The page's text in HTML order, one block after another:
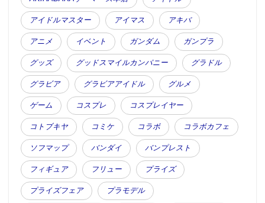
アイドルマスター アイマス アキバ
アニメ イベント ガンダム ガンプラ
グッズ グッドスマイルカンパニー グラドル
グラビア グラビアアイドル グルメ
ゲーム コスプレ コスプレイヤー
コトブキヤ コミケ コラボ コラボカフェ
ソフマップ バンダイ バンプレスト
フィギュア フリュー プライズ
プライズフェア プラモデル